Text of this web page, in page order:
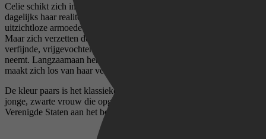
Celie schikt zich in haar lot. In brieven aan God beschrijft ze
dagelijks haar realiteit: haar ondermijnende echtgenoot, de
uitzichtloze armoede en de afstand van haar zus, haar enige liefde.
Maar zich verzetten doet ze niet. Tot ze Shug ontmoet, een
verfijnde, vrijgevochten zangeres, die haar lot in eigen handen
neemt. Langzaamaan herwint Celie een gevoel van eigenwaarde. Ze
maakt zich los van haar verleden en besluit om terug te vechten.
De kleur paars is het klassieke en ontroerende verhaal van een
jonge, zwarte vrouw die opgroeit in armoede en segregatie in de
Verenigde Staten aan het begin van de twintigste eeuw.